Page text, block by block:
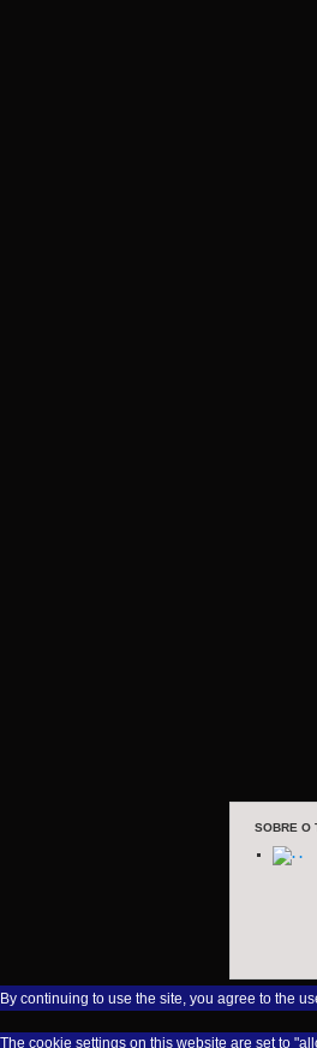
SOBRE O
.
By continuing to use the site, you agree to the
The cookie settings on this website are set to